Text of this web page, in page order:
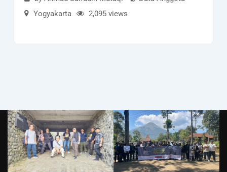
Yogyakarta
2,095 views